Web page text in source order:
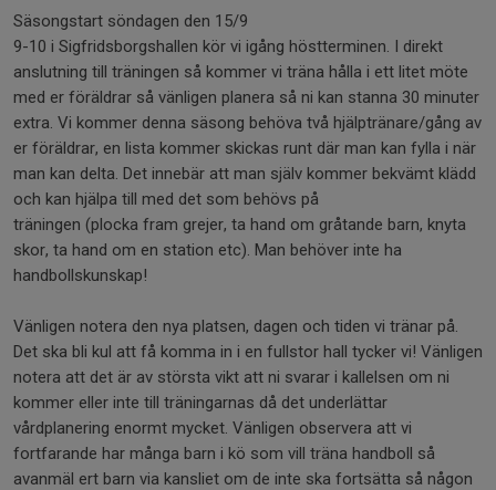
Säsongstart söndagen den 15/9
9-10 i Sigfridsborgshallen kör vi igång höstterminen. I direkt
anslutning till träningen så kommer vi träna hålla i ett litet möte
med er föräldrar så vänligen planera så ni kan stanna 30 minuter
extra. Vi kommer denna säsong behöva två hjälptränare/gång av
er föräldrar, en lista kommer skickas runt där man kan fylla i när
man kan delta. Det innebär att man själv kommer bekvämt klädd
och kan hjälpa till med det som behövs på
träningen (plocka fram grejer, ta hand om gråtande barn, knyta
skor, ta hand om en station etc). Man behöver inte ha
handbollskunskap!
Vänligen notera den nya platsen, dagen och tiden vi tränar på.
Det ska bli kul att få komma in i en fullstor hall tycker vi! Vänligen
notera att det är av största vikt att ni svarar i kallelsen om ni
kommer eller inte till träningarnas då det underlättar
vårdplanering enormt mycket. Vänligen observera att vi
fortfarande har många barn i kö som vill träna handboll så
avanmäl ert barn via kansliet om de inte ska fortsätta så någon